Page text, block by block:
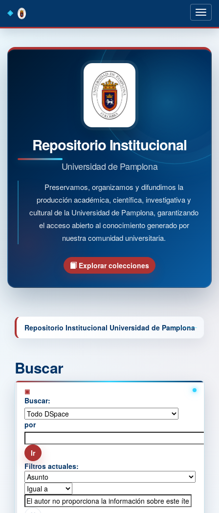
navigation
Repositorio Institucional
Universidad de Pamplona
Preservamos, organizamos y difundimos la
producción académica, científica, investigativa y
cultural de la Universidad de Pamplona, garantizando
el acceso abierto al conocimiento generado por
nuestra comunidad universitaria.
Explorar colecciones
Repositorio Institucional Universidad de Pamplona
Buscar
Buscar:
por
Filtros actuales: